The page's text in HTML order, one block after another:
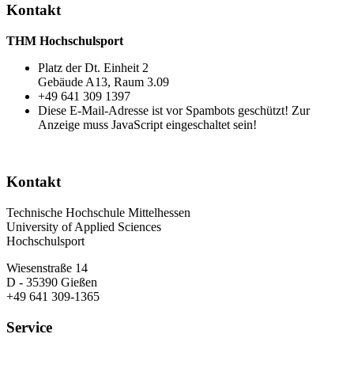
Kontakt
THM Hochschulsport
Platz der Dt. Einheit 2
Gebäude A13, Raum 3.09
+49 641 309 1397
Diese E-Mail-Adresse ist vor Spambots geschützt! Zur
Anzeige muss JavaScript eingeschaltet sein!
Kontakt
Technische Hochschule Mittelhessen
University of Applied Sciences
Hochschulsport
Wiesenstraße 14
D - 35390 Gießen
+49 641 309-1365
Service